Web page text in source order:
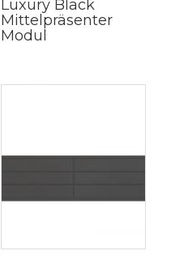
Luxury Black
Mittelpräsenter
Modul